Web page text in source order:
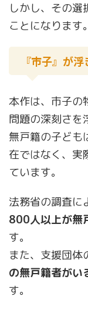
しかし、その選
ことになります。
『市子』が
本作は、市子の
問題の深刻さを
無戸籍の子ども
在ではなく、実
ています。
法務省の調査に
800人以上が無
す。
また、支援団体
の無戸籍者がい
す。